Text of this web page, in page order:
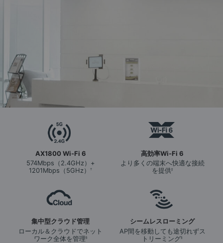
AX1800 Wi-Fi 6
574Mbps（2.4GHz）+
1201Mbps（5GHz）†
高効率Wi-Fi 6
より多くの端末へ快適な接続
を提供‡
集中型クラウド管理
ローカル＆クラウドでネット
ワーク全体を管理§
シームレスローミング
AP間を移動しても途切れずス
トリーミング§